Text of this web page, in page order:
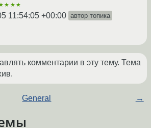
11:54:05 +00:00 автор топика
комментарии в эту тему. Тема
General →